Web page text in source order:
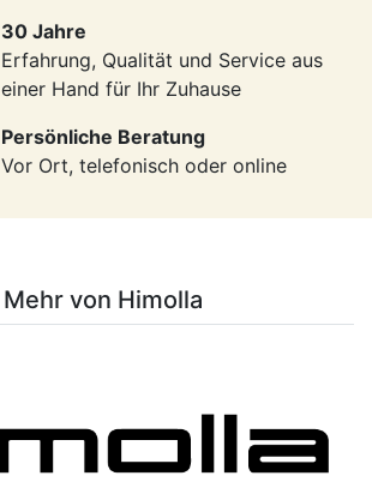
30 Jahre
Erfahrung, Qualität und Service aus
einer Hand für Ihr Zuhause
Persönliche Beratung
Vor Ort, telefonisch oder online
Mehr von Himolla